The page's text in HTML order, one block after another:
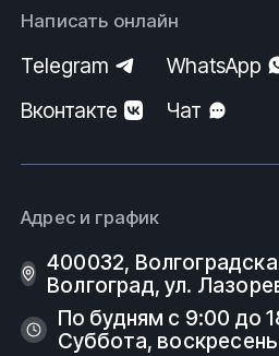
Написать онлайн
Telegram
WhatsApp
Вконтакте
Чат
Адрес и график
400032,
Волгоград, ул.
По будням с 9:00 до
Суббота,